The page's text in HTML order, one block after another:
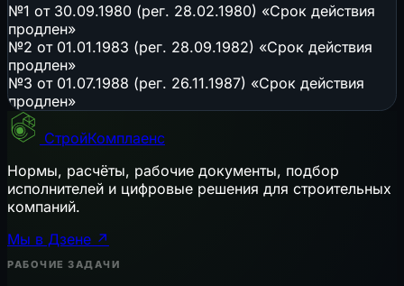
№1 от 30.09.1980 (рег. 28.02.1980) «Срок действия
продлен»
№2 от 01.01.1983 (рег. 28.09.1982) «Срок действия
продлен»
№3 от 01.07.1988 (рег. 26.11.1987) «Срок действия
продлен»
СтройКомплаенс
Нормы, расчёты, рабочие документы, подбор
исполнителей и цифровые решения для строительных
компаний.
Мы в Дзене ↗
РАБОЧИЕ ЗАДАЧИ